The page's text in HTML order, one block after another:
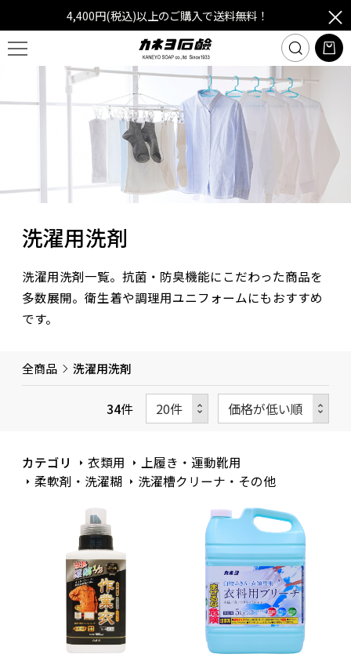
4,400円(税込)以上のご購入で送料無料！
洗濯用洗剤
洗濯用洗剤一覧。抗菌・防臭機能にこだわった商品を
多数展開。衛生着や調理用ユニフォームにもおすすめ
です。
全商品 洗濯用洗剤
34件
カテゴリ 衣類用
上履き・運動靴用
柔軟剤・洗濯糊
洗濯槽クリーナ・その他